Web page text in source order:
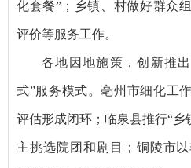
化套餐”；乡镇、村做好群众
评价等服务工作。
各地因地施策，创新推
式”服务模式。亳州市细化工
评估形成闭环；临泉县推行“乡
主挑选院团和剧目；铜陵市